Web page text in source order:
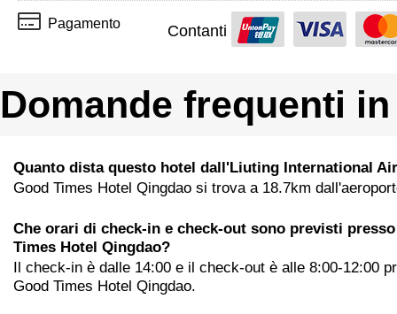
Pagamento Contanti
Domande frequenti
Quanto dista questo hotel dall'Liuting International
Good Times Hotel Qingdao si trova a 18.7km
Che orari di check-in e check-out sono previsti
Times Hotel Qingdao?
Il check-in è dalle 14:00 e il check-out è alle 8:00-12:00
Good Times Hotel Qingdao.